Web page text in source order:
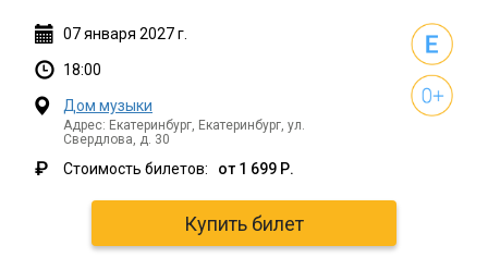
07января 2027 г.
18:00
Дом музыки
Адрес: Екатеринбург, Екатеринбург, ул.
Свердлова, д. 30
₽ Стоимость билетов: от 1 699 Р.
Купить билет